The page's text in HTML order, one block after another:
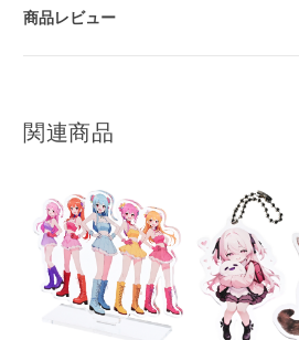
商品レビュー
関連商品